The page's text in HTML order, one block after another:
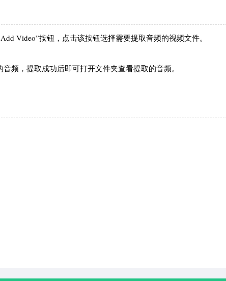
Video”按钮，点击该按钮选择需要提取音频的视频文件。
频，提取成功后即可打开文件夹查看提取的音频。